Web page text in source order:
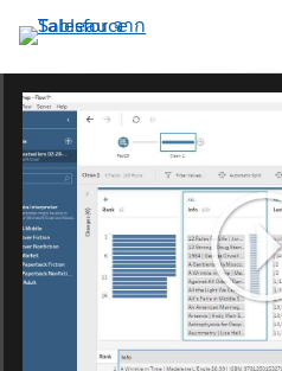
ไป
ที่
เนื้อหา
หลัก